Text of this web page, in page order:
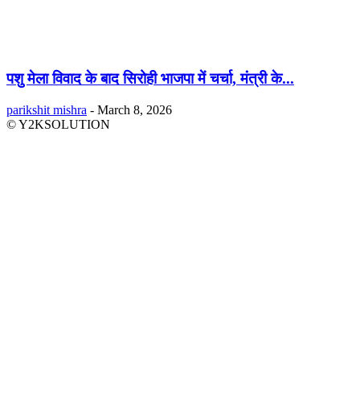
पशु मेला विवाद के बाद सिरोही भाजपा में चर्चा, मंत्री के...
parikshit mishra - March 8, 2026
© Y2KSOLUTION